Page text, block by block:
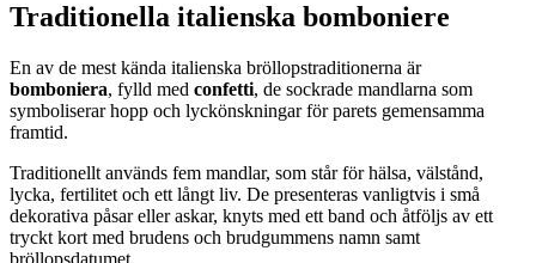
Traditionella italienska bomboniere
En av de mest kända italienska bröllopstraditionerna är
bomboniera, fylld med confetti, de sockrade mandlarna som
symboliserar hopp och lyckönskningar för parets gemensamma
framtid.
Traditionellt används fem mandlar, som står för hälsa, välstånd,
lycka, fertilitet och ett långt liv. De presenteras vanligtvis i små
dekorativa påsar eller askar, knyts med ett band och åtföljs av ett
tryckt kort med brudens och brudgummens namn samt
bröllopsdatumet.